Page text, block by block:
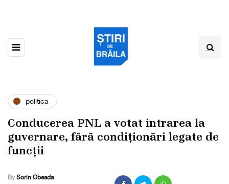
politica
Conducerea PNL a votat intrarea la
guvernare, fără condiționări legate de
funcții
By Sorin Obeada